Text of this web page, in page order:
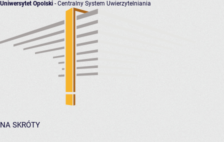
Uniwersytet Opolski - Centralny System Uwierzytelniania
NA SKRÓTY